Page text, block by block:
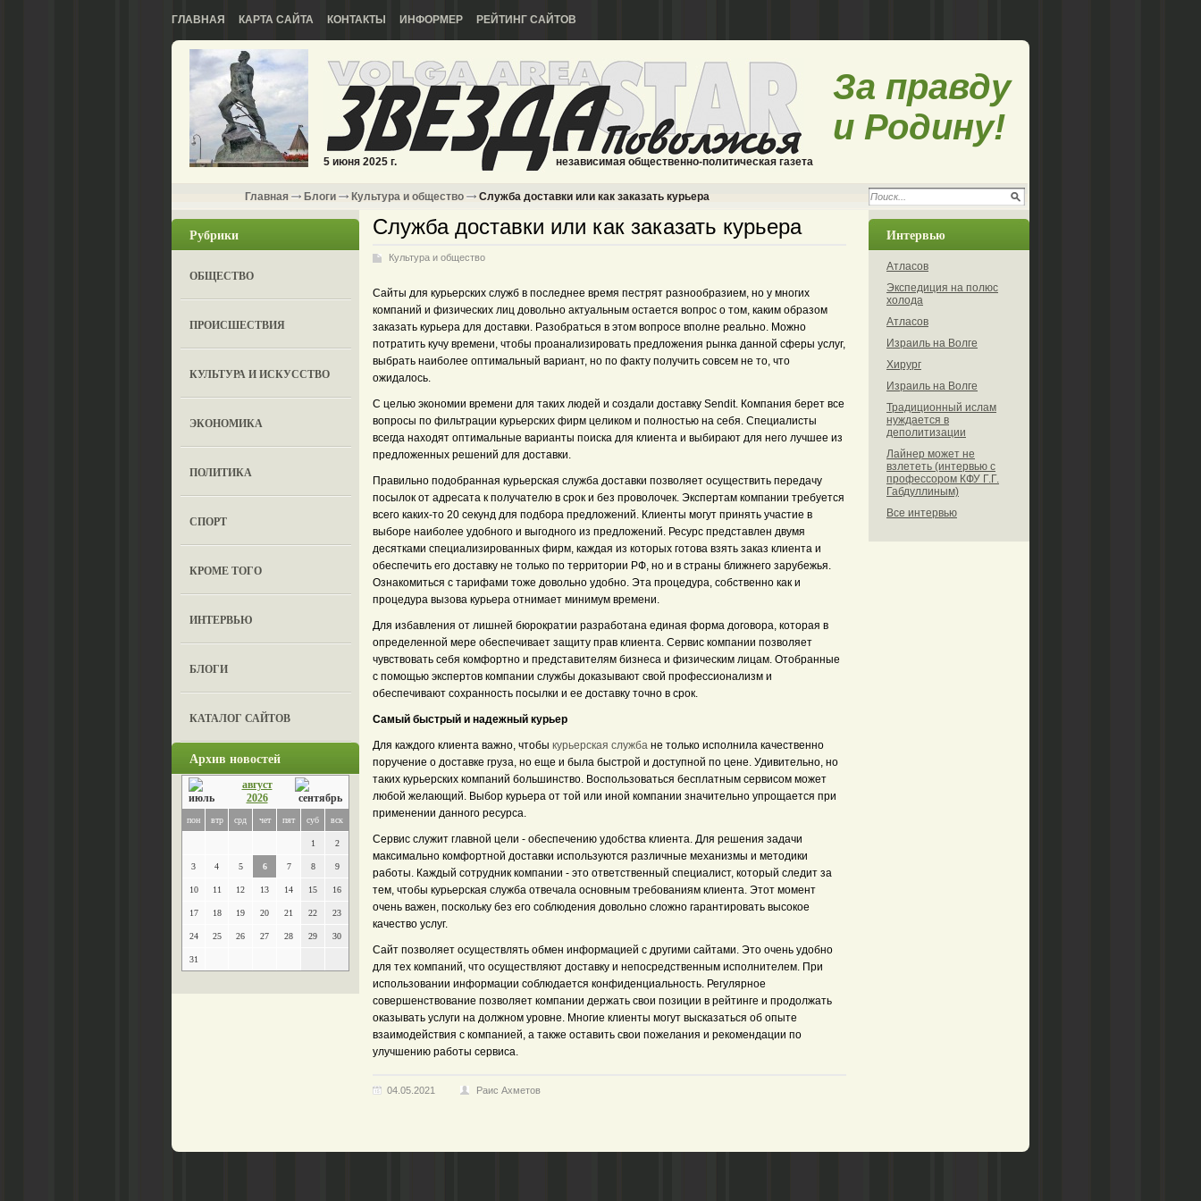
ГЛАВНАЯ КАРТА САЙТА КОНТАКТЫ ИНФОРМЕР РЕЙТИНГ САЙТОВ
5 июня 2025 г. независимая общественно-политическая газета
За правду
и Родину!
Главная Блоги Культура и общество Служба доставки или как заказать курьера
Рубрики
ОБЩЕСТВО
ПРОИСШЕСТВИЯ
КУЛЬТУРА И ИСКУССТВО
ЭКОНОМИКА
ПОЛИТИКА
СПОРТ
КРОМЕ ТОГО
ИНТЕРВЬЮ
БЛОГИ
КАТАЛОГ САЙТОВ
Архив новостей
август
2026
пон втр срд чет пят суб вск
1 2
3 4 5 6 7 8 9
10 11 12 13 14 15 16
17 18 19 20 21 22 23
24 25 26 27 28 29 30
31
Служба доставки или как заказать курьера
Культура и общество
Сайты для курьерских служб в последнее время пестрят разнообразием, но у многих
компаний и физических лиц довольно актуальным остается вопрос о том, каким образом
заказать курьера для доставки. Разобраться в этом вопросе вполне реально. Можно
потратить кучу времени, чтобы проанализировать предложения рынка данной сферы услуг,
выбрать наиболее оптимальный вариант, но по факту получить совсем не то, что
ожидалось.
С целью экономии времени для таких людей и создали доставку Sendit. Компания берет все
вопросы по фильтрации курьерских фирм целиком и полностью на себя. Специалисты
всегда находят оптимальные варианты поиска для клиента и выбирают для него лучшее из
предложенных решений для доставки.
Правильно подобранная курьерская служба доставки позволяет осуществить передачу
посылок от адресата к получателю в срок и без проволочек. Экспертам компании требуется
всего каких-то 20 секунд для подбора предложений. Клиенты могут принять участие в
выборе наиболее удобного и выгодного из предложений. Ресурс представлен двумя
десятками специализированных фирм, каждая из которых готова взять заказ клиента и
обеспечить его доставку не только по территории РФ, но и в страны ближнего зарубежья.
Ознакомиться с тарифами тоже довольно удобно. Эта процедура, собственно как и
процедура вызова курьера отнимает минимум времени.
Для избавления от лишней бюрократии разработана единая форма договора, которая в
определенной мере обеспечивает защиту прав клиента. Сервис компании позволяет
чувствовать себя комфортно и представителям бизнеса и физическим лицам. Отобранные
с помощью экспертов компании службы доказывают свой профессионализм и
обеспечивают сохранность посылки и ее доставку точно в срок.
Самый быстрый и надежный курьер
Для каждого клиента важно, чтобы курьерская служба не только исполнила качественно
поручение о доставке груза, но еще и была быстрой и доступной по цене. Удивительно, но
таких курьерских компаний большинство. Воспользоваться бесплатным сервисом может
любой желающий. Выбор курьера от той или иной компании значительно упрощается при
применении данного ресурса.
Сервис служит главной цели - обеспечению удобства клиента. Для решения задачи
максимально комфортной доставки используются различные механизмы и методики
работы. Каждый сотрудник компании - это ответственный специалист, который следит за
тем, чтобы курьерская служба отвечала основным требованиям клиента. Этот момент
очень важен, поскольку без его соблюдения довольно сложно гарантировать высокое
качество услуг.
Сайт позволяет осуществлять обмен информацией с другими сайтами. Это очень удобно
для тех компаний, что осуществляют доставку и непосредственным исполнителем. При
использовании информации соблюдается конфиденциальность. Регулярное
совершенствование позволяет компании держать свои позиции в рейтинге и продолжать
оказывать услуги на должном уровне. Многие клиенты могут высказаться об опыте
взаимодействия с компанией, а также оставить свои пожелания и рекомендации по
улучшению работы сервиса.
04.05.2021 Раис Ахметов
Интервью
Атласов
Экспедиция на полюс
холода
Атласов
Израиль на Волге
Хирург
Израиль на Волге
Традиционный ислам
нуждается в
деполитизации
Лайнер может не
взлететь (интервью с
профессором КФУ Г.Г.
Габдуллиным)
Все интервью